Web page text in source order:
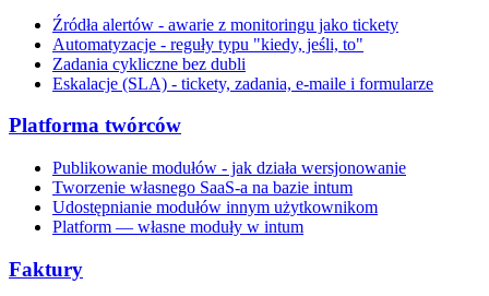
Źródła alertów - awarie z monitoringu jako tickety
Automatyzacje - reguły typu "kiedy, jeśli, to"
Zadania cykliczne bez dubli
Eskalacje (SLA) - tickety, zadania, e-maile i formularze
Platforma twórców
Publikowanie modułów - jak działa wersjonowanie
Tworzenie własnego SaaS-a na bazie intum
Udostępnianie modułów innym użytkownikom
Platform — własne moduły w intum
Faktury